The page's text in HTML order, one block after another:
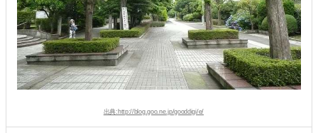
出典:http://blog.goo.ne.jp/gooddigi/e/